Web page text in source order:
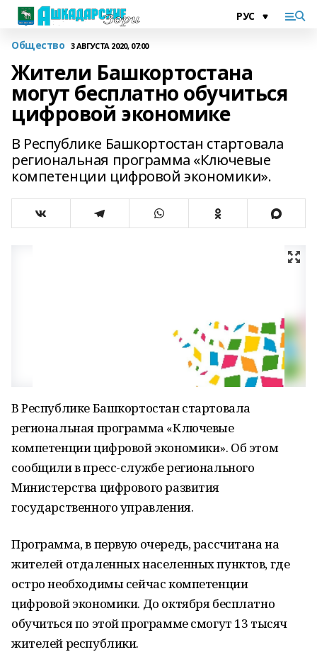
Общество 3 АВГУСТА 2020, 07:00
Жители Башкортостана
могут бесплатно обучиться
цифровой экономике
В Республике Башкортостан стартовала
региональная программа «Ключевые
компетенции цифровой экономики».
В Республике Башкортостан стартовала
региональная программа «Ключевые
компетенции цифровой экономики». Об этом
сообщили в пресс-службе регионального
Министерства цифрового развития
государственного управления.
Программа, в первую очередь, рассчитана на
жителей отдаленных населенных пунктов, где
остро необходимы сейчас компетенции
цифровой экономики. До октября бесплатно
обучиться по этой программе смогут 13 тысяч
жителей республики.